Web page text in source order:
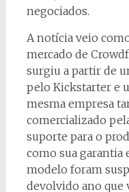
negociados.
A notícia veio
mercado de
surgiu a partir de
pelo Kickstarter e
mesma empresa
comercializado
suporte para o
como sua garantia
modelo foram
devolvido ano que